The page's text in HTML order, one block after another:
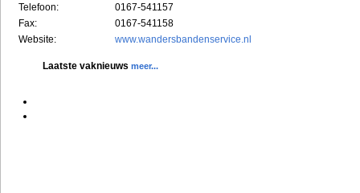
Telefoon:
0167-541157
Fax:
0167-541158
Website:
www.wandersbandenservice.nl
Laatste vaknieuws meer...